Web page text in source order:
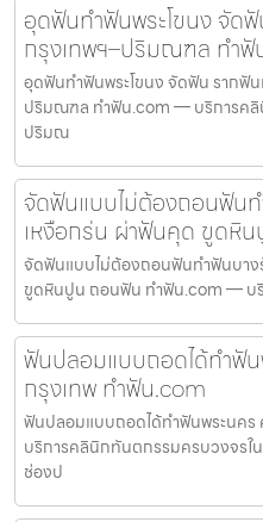
อุดฟันทำฟันพระโขนง จัด
กรุงเทพฯ–ปริมณฑล ทำฟั
อุดฟันทำฟันพระโขนง จัดฟัน รากฟั
ปริมณฑล ทำฟัน.com — บริการคลิ
ปริมณ
จัดฟันแบบไม่ต้องถอนฟัน
เหงือกร่น ผ่าฟันคุด ขูดหิ
จัดฟันแบบไม่ต้องถอนฟันทำฟันบาง
ขูดหินปูน ถอนฟัน ทำฟัน.com — บ
ฟันปลอมแบบถอดได้ทำฟั
กรุงเทพ ทำฟัน.com
ฟันปลอมแบบถอดได้ทำฟันพระนค
บริการคลินิกทันตกรรมครบวงจร
ช่องป